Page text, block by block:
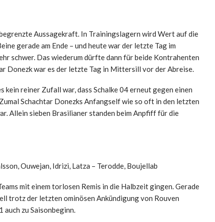
Aussagekraft. In Trainingslagern wird Wert auf die
gerade am Ende – und heute war der letzte Tag im
schwer. Das wiederum dürfte dann für beide Kontrahenten
Donezk war es der letzte Tag in Mittersill vor der Abreise.
kein reiner Zufall war, dass Schalke 04 erneut gegen einen
Schachtar Donezks Anfangself wie so oft in den letzten
Allein sieben Brasilianer standen beim Anpfiff für die
Ouwejan, Idrizi, Latza – Terodde, Boujellab
mit einem torlosen Remis in die Halbzeit gingen. Gerade
trotz der letzten ominösen Ankündigung von Rouven
auch zu Saisonbeginn.